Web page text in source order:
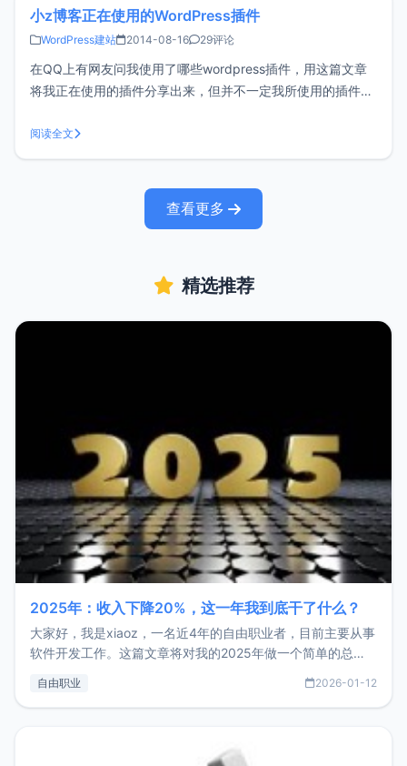
小z博客正在使用的WordPress插件
WordPress建站 2014-08-16 29评论
在QQ上有网友问我使用了哪些wordpress插件，用这篇文章
将我正在使用的插件分享出来，但并不一定我所使用的插件就
自己的需要来发挥。一、All In One SEO Pack一个功能非常
强大的SEO插件，可以设置网站关键词和描述，以及文
阅读全文
查看更多
精选推荐
2025年：收入下降20%，这一年我到底干了什么？
大家好，我是xiaoz，一名近4年的自由职业者，目前主要从事
软件开发工作。这篇文章将对我的2025年做一个简单的总
收入下降20%，但却过得很充实，2026年不求突破，但求保
自由职业 2026-01-12